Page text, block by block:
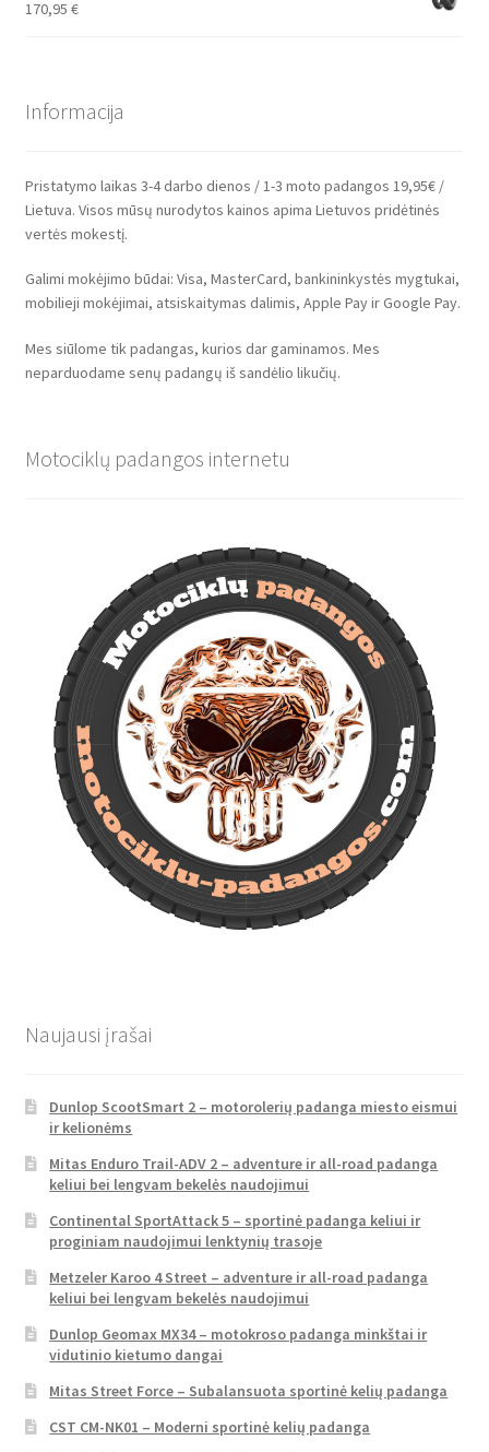
170,95 €
Informacija
Pristatymo laikas 3-4 darbo dienos / 1-3 moto padangos 19,95€ /
Lietuva. Visos mūsų nurodytos kainos apima Lietuvos pridėtinės
vertės mokestį.
Galimi mokėjimo būdai: Visa, MasterCard, bankininkystės mygtukai,
mobilieji mokėjimai, atsiskaitymas dalimis, Apple Pay ir Google Pay.
Mes siūlome tik padangas, kurios dar gaminamos. Mes
neparduodame senų padangų iš sandėlio likučių.
Motociklų padangos internetu
Naujausi įrašai
Dunlop ScootSmart 2 – motorolerių padanga miesto eismui
ir kelionėms
Mitas Enduro Trail-ADV 2 – adventure ir all-road padanga
keliui bei lengvam bekelės naudojimui
Continental SportAttack 5 – sportinė padanga keliui ir
proginiam naudojimui lenktynių trasoje
Metzeler Karoo 4 Street – adventure ir all-road padanga
keliui bei lengvam bekelės naudojimui
Dunlop Geomax MX34 – motokroso padanga minkštai ir
vidutinio kietumo dangai
Mitas Street Force – Subalansuota sportinė kelių padanga
CST CM-NK01 – Moderni sportinė kelių padanga